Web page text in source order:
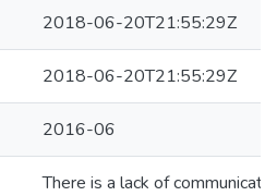
2018-06-20T21:55:29Z
2018-06-20T21:55:29Z
2016-06
There is a lack of